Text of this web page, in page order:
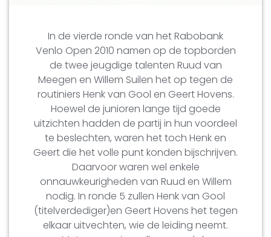
In de vierde ronde van het Rabobank
Venlo Open 2010 namen op de topborden
de twee jeugdige talenten Ruud van
Meegen en Willem Suilen het op tegen de
routiniers Henk van Gool en Geert Hovens.
Hoewel de junioren lange tijd goede
uitzichten hadden de partij in hun voordeel
te beslechten, waren het toch Henk en
Geert die het volle punt konden bijschrijven.
Daarvoor waren wel enkele
onnauwkeurigheden van Ruud en Willem
nodig. In ronde 5 zullen Henk van Gool
(titelverdediger)en Geert Hovens het tegen
elkaar uitvechten, wie de leiding neemt.